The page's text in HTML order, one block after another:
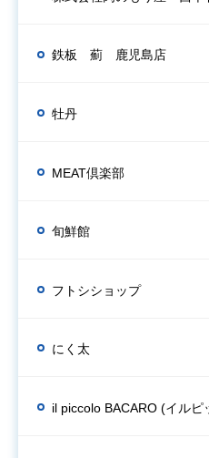
鉄板 薊 鹿児島店
牡丹
MEAT倶楽部
旬鮮館
フトシショップ
にく太
il piccolo BACARO (イルピ